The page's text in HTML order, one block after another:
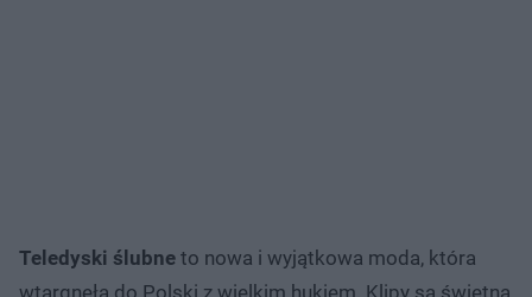
Teledyski ślubne to nowa i wyjątkowa moda, która
wtargnęła do Polski z wielkim hukiem. Klipy są świetną